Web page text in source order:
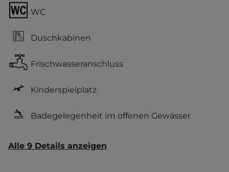
WC
Duschkabinen
Frischwasseranschluss
Kinderspielplatz
Badegelegenheit im offenen Gewässer
Alle 9 Details anzeigen